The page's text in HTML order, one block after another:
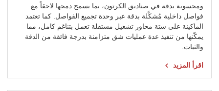
ومحسوبة بدقة في صناديق الكرتون، بما يسمح دمجها لاحقاً مع
فواصل داخلية مُشكَّلة بدقة عبر وحدة تجميع الفواصل. كما تعتمد
الماكينة على ستة محاور تشغيل مستقلة تعمل بتناغم كامل، مما
يمكّنها من تنفيذ عدة عمليات شق متزامنة بدرجة فائقة من الدقة
والثبات.
اقرأ المزيد